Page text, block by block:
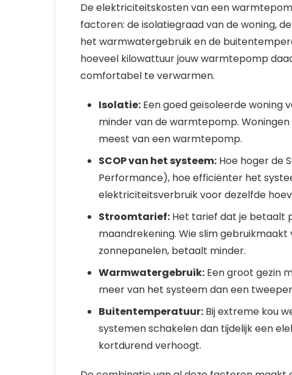
De elektriciteitskosten van een
factoren: de isolatiegraad van de woning,
het warmwatergebruik en de
hoeveel kilowattuur jouw warmtepomp
comfortabel te verwarmen.
Isolatie: Een goed geïsoleerde
minder van de warmtepomp.
meest van een warmtepomp.
SCOP van het systeem: Hoe hoger de
Performance), hoe efficiënter het
elektriciteitsverbruik voor dezelfde
Stroomtarief: Het tarief dat je betaalt
maandrekening. Wie slim
zonnepanelen, betaalt minder.
Warmwatergebruik: Een groot gezin
meer van het systeem dan een
Buitentemperatuur: Bij extreme kou
systemen schakelen dan tijdelijk een
kortdurend verhoogt.